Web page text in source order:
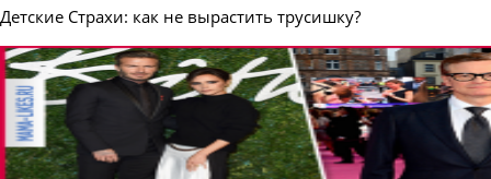
Детские Страхи: как не вырастить трусишку?